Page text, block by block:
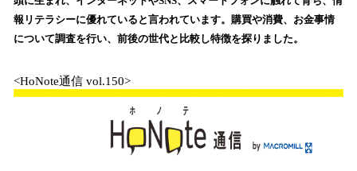
み
中
で
報リテラシーに優れていると言われています。購買や消費、お金事情
について調査を行い、前後の世代と比較し特徴を探りました。
<HoNote通信 vol.150>